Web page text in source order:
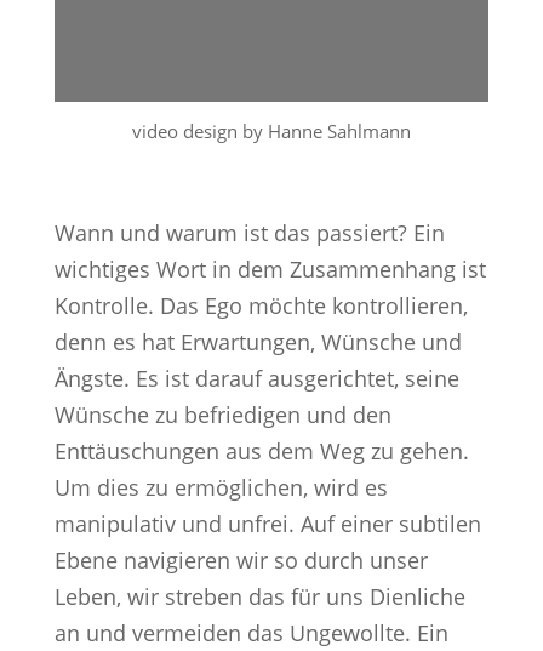
video design by Hanne Sahlmann
Wann und warum ist das passiert? Ein
wichtiges Wort in dem Zusammenhang ist
Kontrolle. Das Ego möchte kontrollieren,
denn es hat Erwartungen, Wünsche und
Ängste. Es ist darauf ausgerichtet, seine
Wünsche zu befriedigen und den
Enttäuschungen aus dem Weg zu gehen.
Um dies zu ermöglichen, wird es
manipulativ und unfrei. Auf einer subtilen
Ebene navigieren wir so durch unser
Leben, wir streben das für uns Dienliche
an und vermeiden das Ungewollte. Ein